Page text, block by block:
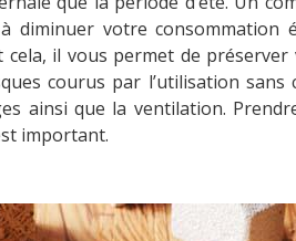
diminuer votre consommation
cela, il vous permet de
courus par l’utilisation sans
ainsi que la ventilation.
important.